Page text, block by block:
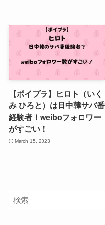
【ボイプラ】ヒロト（いく
み ひろと）は日中韓サバ番
経験者！weiboフォロワー
がすごい！
March 15, 2023